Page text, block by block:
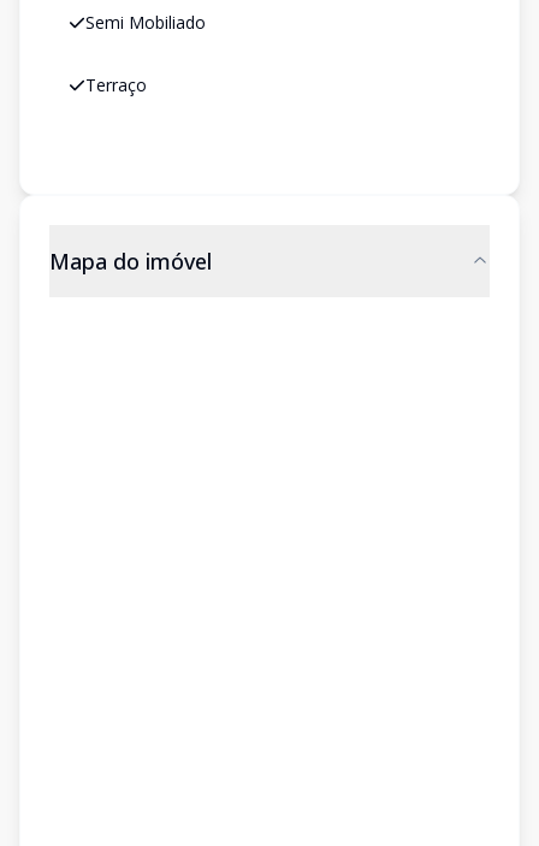
Semi Mobiliado
Terraço
Mapa do imóvel